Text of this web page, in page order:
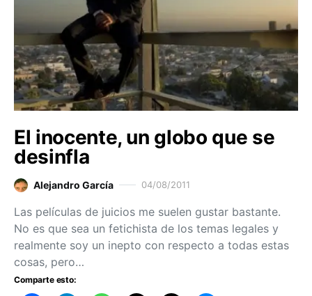
El inocente, un globo que se
desinfla
Alejandro García 04/08/2011
Las películas de juicios me suelen gustar bastante.
No es que sea un fetichista de los temas legales y
realmente soy un inepto con respecto a todas estas
cosas, pero…
Comparte esto: